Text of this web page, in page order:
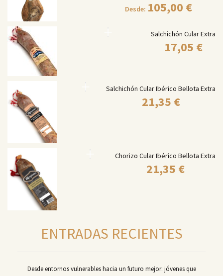
Desde: 105,00 €
Salchichón Cular Extra
17,05 €
Salchichón Cular Ibérico Bellota Extra
21,35 €
Chorizo Cular Ibérico Bellota Extra
21,35 €
ENTRADAS RECIENTES
Desde entornos vulnerables hacia un futuro mejor: jóvenes que